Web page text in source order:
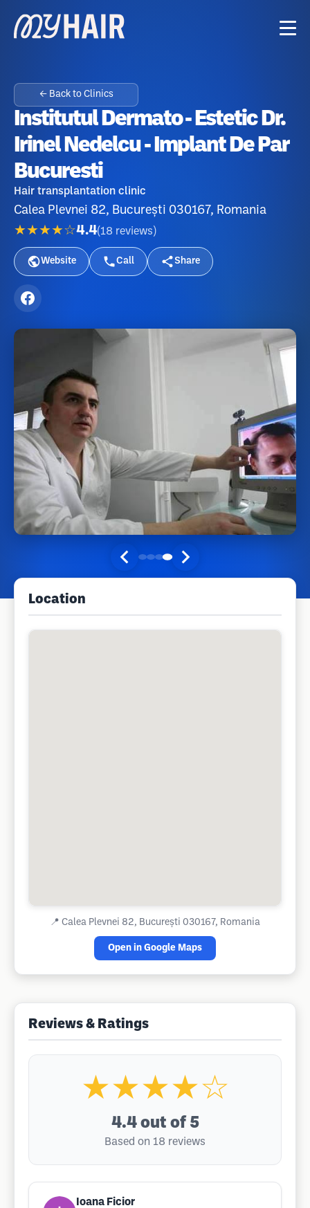
← Back to Clinics
Institutul Dermato - Estetic Dr.
Irinel Nedelcu - Implant De Par
Bucuresti
Hair transplantation clinic
Calea Plevnei 82, București 030167, Romania
★★★★☆4.4(18 reviews )
Website Call Share
Location
📍 Calea Plevnei 82, București 030167, Romania
Open in Google Maps
Reviews & Ratings
★★★★☆
4.4 out of 5
Based on 18 reviews
Ioana Ficior